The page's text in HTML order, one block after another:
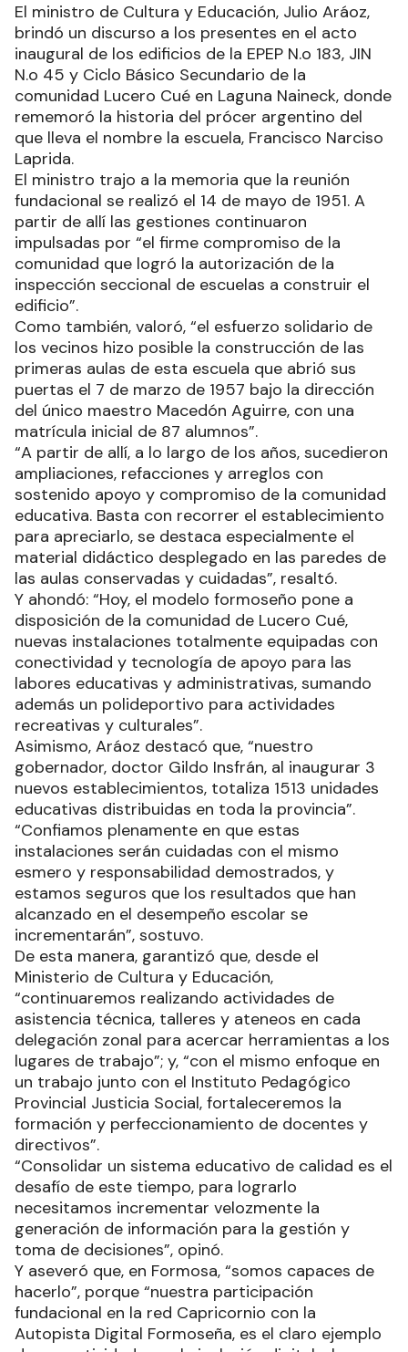
El ministro de Cultura y Educación, Julio Aráoz,
brindó un discurso a los presentes en el acto
inaugural de los edificios de la EPEP N.o 183, JIN
N.o 45 y Ciclo Básico Secundario de la
comunidad Lucero Cué en Laguna Naineck, donde
rememoró la historia del prócer argentino del
que lleva el nombre la escuela, Francisco Narciso
Laprida.
El ministro trajo a la memoria que la reunión
fundacional se realizó el 14 de mayo de 1951. A
partir de allí las gestiones continuaron
impulsadas por “el firme compromiso de la
comunidad que logró la autorización de la
inspección seccional de escuelas a construir el
edificio”.
Como también, valoró, “el esfuerzo solidario de
los vecinos hizo posible la construcción de las
primeras aulas de esta escuela que abrió sus
puertas el 7 de marzo de 1957 bajo la dirección
del único maestro Macedón Aguirre, con una
matrícula inicial de 87 alumnos”.
“A partir de allí, a lo largo de los años, sucedieron
ampliaciones, refacciones y arreglos con
sostenido apoyo y compromiso de la comunidad
educativa. Basta con recorrer el establecimiento
para apreciarlo, se destaca especialmente el
material didáctico desplegado en las paredes de
las aulas conservadas y cuidadas”, resaltó.
Y ahondó: “Hoy, el modelo formoseño pone a
disposición de la comunidad de Lucero Cué,
nuevas instalaciones totalmente equipadas con
conectividad y tecnología de apoyo para las
labores educativas y administrativas, sumando
además un polideportivo para actividades
recreativas y culturales”.
Asimismo, Aráoz destacó que, “nuestro
gobernador, doctor Gildo Insfrán, al inaugurar 3
nuevos establecimientos, totaliza 1513 unidades
educativas distribuidas en toda la provincia”.
“Confiamos plenamente en que estas
instalaciones serán cuidadas con el mismo
esmero y responsabilidad demostrados, y
estamos seguros que los resultados que han
alcanzado en el desempeño escolar se
incrementarán”, sostuvo.
De esta manera, garantizó que, desde el
Ministerio de Cultura y Educación,
“continuaremos realizando actividades de
asistencia técnica, talleres y ateneos en cada
delegación zonal para acercar herramientas a los
lugares de trabajo”; y, “con el mismo enfoque en
un trabajo junto con el Instituto Pedagógico
Provincial Justicia Social, fortaleceremos la
formación y perfeccionamiento de docentes y
directivos”.
“Consolidar un sistema educativo de calidad es el
desafío de este tiempo, para lograrlo
necesitamos incrementar velozmente la
generación de información para la gestión y
toma de decisiones”, opinó.
Y aseveró que, en Formosa, “somos capaces de
hacerlo”, porque “nuestra participación
fundacional en la red Capricornio con la
Autopista Digital Formoseña, es el claro ejemplo